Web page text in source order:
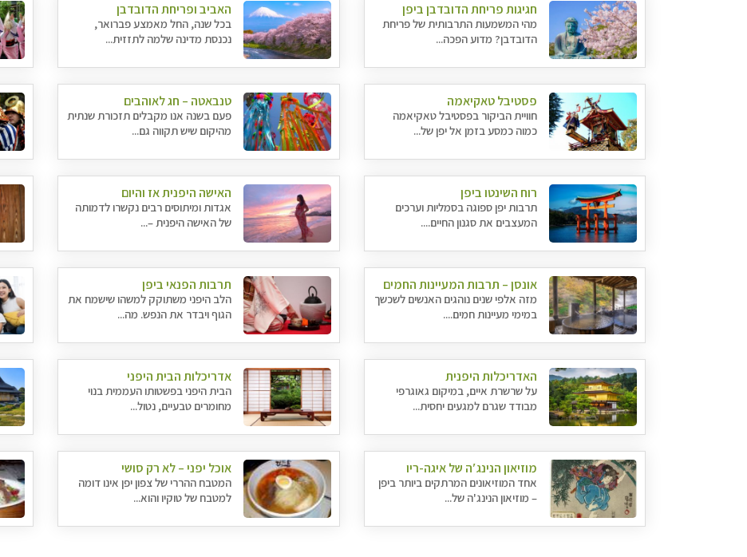
חגיגות פריחת הדובדבן ביפן
מהי המשמעות התרבותית של פריחת
הדובדבן? מדוע הפכה...
האביב ופריחת הדובדבן
בכל שנה, החל מאמצע פברואר,
נכנסת מדינה שלמה לתזזית...
פסטיבל טאקיאמה
חוויית הביקור בפסטיבל טאקיאמה
כמוה כמסע בזמן אל יפן של...
טנבאטה – חג לאוהבים
פעם בשנה אנו מקבלים תזכורת שנתית
מהיקום שיש תקווה גם...
רוח השינטו ביפן
תרבות יפן ספוגה בסמליות וערכים
המעצבים את סגנון החיים....
האישה היפנית אז והיום
אגדות ומיתוסים רבים נקשרו לדמותה
של האישה היפנית –...
אונסן – תרבות המעיינות החמים
מזה אלפי שנים נוהגים האנשים לשכשך
במימי מעיינות חמים....
תרבות הפנאי ביפן
הלב היפני משתוקק למשהו שישמח את
הגוף ויבדר את הנפש. מה...
האדריכלות היפנית
על שרשרת איים, במיקום גאוגרפי
מבודד שגרם למגעים יחסית...
אדריכלות הבית היפני
הבית היפני בפשטותו העממית בנוי
מחומרים טבעיים, נטול...
מוזיאון הנינג′ה של איגה-ריו
אחד המוזיאונים המרתקים ביותר ביפן
– מוזיאון הנינג'ה של...
אוכל יפני – לא רק סושי
המטבח ההררי של צפון יפן אינו דומה
למטבח של טוקיו והוא...